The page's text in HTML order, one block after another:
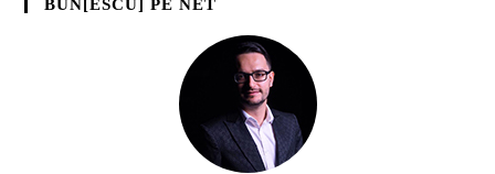
BUN[ESCU] PE NET